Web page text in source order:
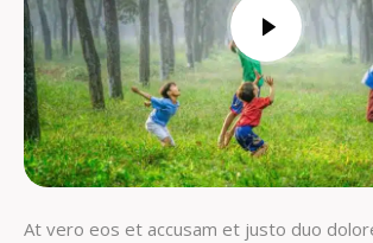
At vero eos et accusam et justo duo